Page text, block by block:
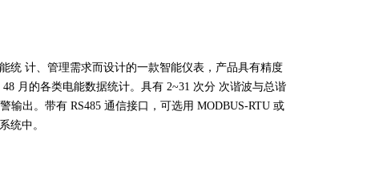
统 计、管理需求而设计的一款智能仪表，产品具有精度
48 月的各类电能数据统计。具有 2~31 次分 次谐波与总谐
输出。带有 RS485 通信接口，可选用 MODBUS-RTU 或
统中。